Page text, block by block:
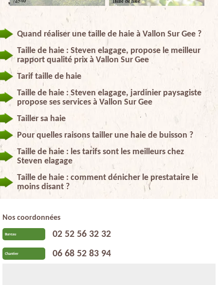
Quand réaliser une taille de haie à Vallon Sur Gee ?
Taille de haie : Steven elagage, propose le meilleur
rapport qualité prix à Vallon Sur Gee
Tarif taille de haie
Taille de haie : Steven elagage, jardinier paysagiste
propose ses services à Vallon Sur Gee
Tailler sa haie
Pour quelles raisons tailler une haie de buisson ?
Taille de haie : les tarifs sont les meilleurs chez
Steven elagage
Taille de haie : comment dénicher le prestataire le
moins disant ?
Nos coordonnées
Bureau 02 52 56 32 32
Chantier 06 68 52 83 94